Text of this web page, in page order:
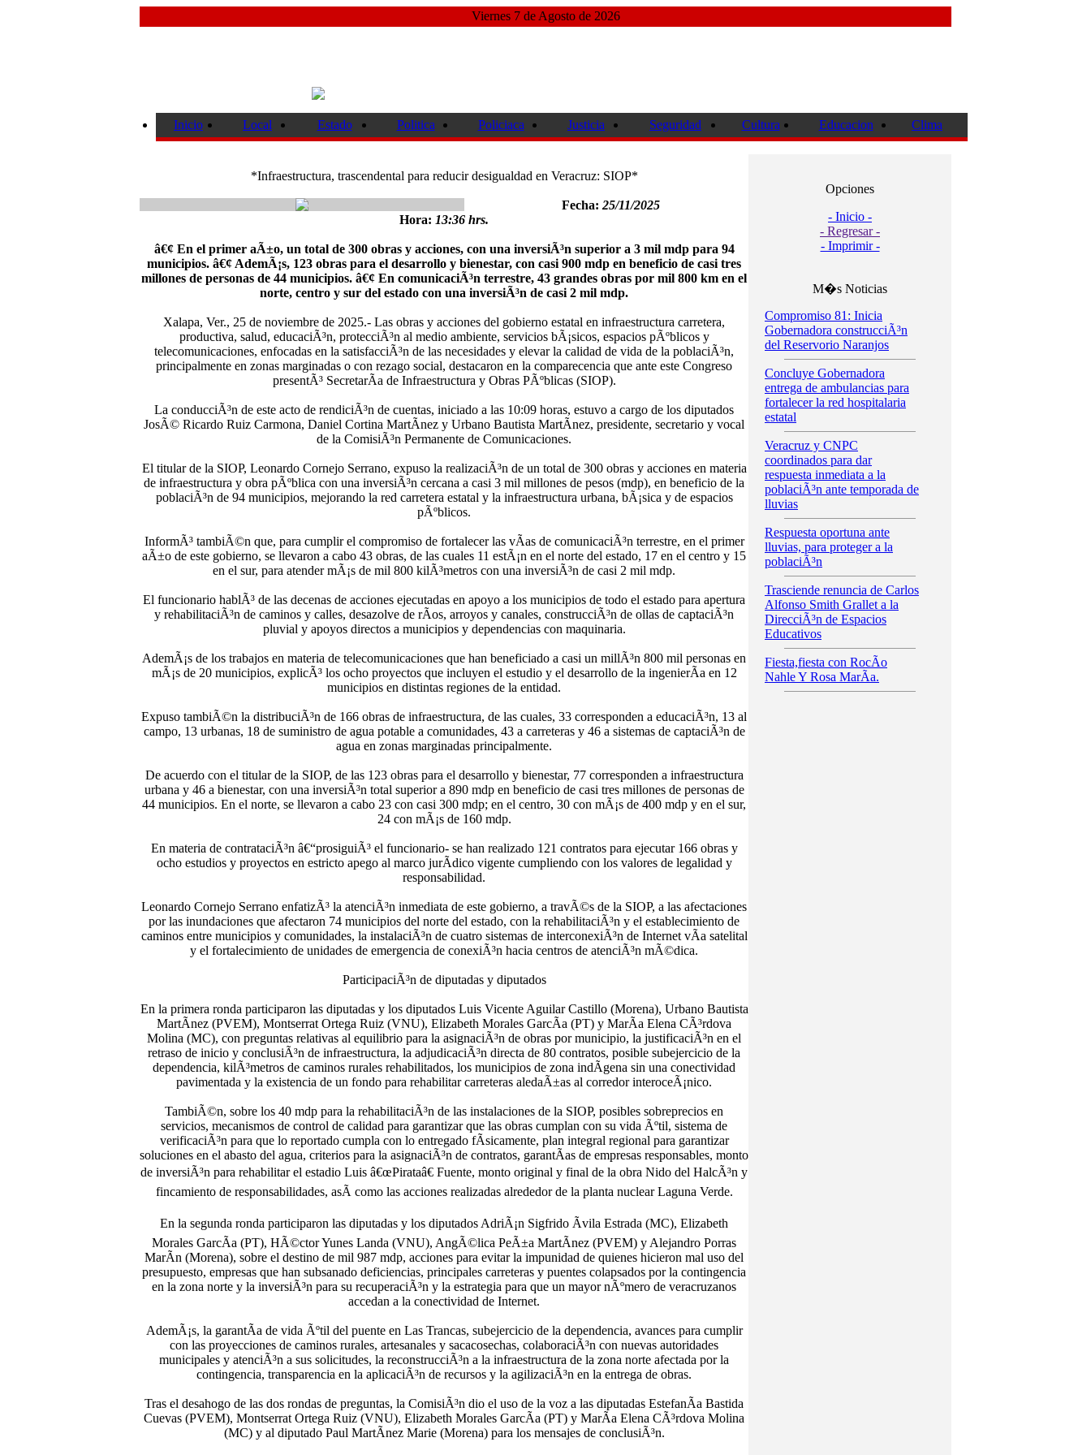
Viernes 7 de Agosto de 2026
Inicio Local Estado Politica Policiaca Justicia Seguridad Cultura Educacion Clima
*Infraestructura, trascendental para reducir desigualdad en Veracruz: SIOP*
Fecha: 25/11/2025
Hora: 13:36 hrs.
â€¢ En el primer aÃ±o, un total de 300 obras y acciones, con una inversiÃ³n superior a 3 mil mdp para 94
municipios. â€¢ AdemÃ¡s, 123 obras para el desarrollo y bienestar, con casi 900 mdp en beneficio de casi tres
millones de personas de 44 municipios. â€¢ En comunicaciÃ³n terrestre, 43 grandes obras por mil 800 km en el
norte, centro y sur del estado con una inversiÃ³n de casi 2 mil mdp.
Xalapa, Ver., 25 de noviembre de 2025.- Las obras y acciones del gobierno estatal en infraestructura carretera,
productiva, salud, educaciÃ³n, protecciÃ³n al medio ambiente, servicios bÃ¡sicos, espacios pÃºblicos y
telecomunicaciones, enfocadas en la satisfacciÃ³n de las necesidades y elevar la calidad de vida de la poblaciÃ³n,
principalmente en zonas marginadas o con rezago social, destacaron en la comparecencia que ante este Congreso
presentÃ³ SecretarÃ­a de Infraestructura y Obras PÃºblicas (SIOP).
La conducciÃ³n de este acto de rendiciÃ³n de cuentas, iniciado a las 10:09 horas, estuvo a cargo de los diputados
JosÃ© Ricardo Ruiz Carmona, Daniel Cortina MartÃ­nez y Urbano Bautista MartÃ­nez, presidente, secretario y vocal
de la ComisiÃ³n Permanente de Comunicaciones.
El titular de la SIOP, Leonardo Cornejo Serrano, expuso la realizaciÃ³n de un total de 300 obras y acciones en materia
de infraestructura y obra pÃºblica con una inversiÃ³n cercana a casi 3 mil millones de pesos (mdp), en beneficio de la
poblaciÃ³n de 94 municipios, mejorando la red carretera estatal y la infraestructura urbana, bÃ¡sica y de espacios
pÃºblicos.
InformÃ³ tambiÃ©n que, para cumplir el compromiso de fortalecer las vÃ­as de comunicaciÃ³n terrestre, en el primer
aÃ±o de este gobierno, se llevaron a cabo 43 obras, de las cuales 11 estÃ¡n en el norte del estado, 17 en el centro y 15
en el sur, para atender mÃ¡s de mil 800 kilÃ³metros con una inversiÃ³n de casi 2 mil mdp.
El funcionario hablÃ³ de las decenas de acciones ejecutadas en apoyo a los municipios de todo el estado para apertura
y rehabilitaciÃ³n de caminos y calles, desazolve de rÃ­os, arroyos y canales, construcciÃ³n de ollas de captaciÃ³n
pluvial y apoyos directos a municipios y dependencias con maquinaria.
AdemÃ¡s de los trabajos en materia de telecomunicaciones que han beneficiado a casi un millÃ³n 800 mil personas en
mÃ¡s de 20 municipios, explicÃ³ los ocho proyectos que incluyen el estudio y el desarrollo de la ingenierÃ­a en 12
municipios en distintas regiones de la entidad.
Expuso tambiÃ©n la distribuciÃ³n de 166 obras de infraestructura, de las cuales, 33 corresponden a educaciÃ³n, 13 al
campo, 13 urbanas, 18 de suministro de agua potable a comunidades, 43 a carreteras y 46 a sistemas de captaciÃ³n de
agua en zonas marginadas principalmente.
De acuerdo con el titular de la SIOP, de las 123 obras para el desarrollo y bienestar, 77 corresponden a infraestructura
urbana y 46 a bienestar, con una inversiÃ³n total superior a 890 mdp en beneficio de casi tres millones de personas de
44 municipios. En el norte, se llevaron a cabo 23 con casi 300 mdp; en el centro, 30 con mÃ¡s de 400 mdp y en el sur,
24 con mÃ¡s de 160 mdp.
En materia de contrataciÃ³n â€“prosiguiÃ³ el funcionario- se han realizado 121 contratos para ejecutar 166 obras y
ocho estudios y proyectos en estricto apego al marco jurÃ­dico vigente cumpliendo con los valores de legalidad y
responsabilidad.
Leonardo Cornejo Serrano enfatizÃ³ la atenciÃ³n inmediata de este gobierno, a travÃ©s de la SIOP, a las afectaciones
por las inundaciones que afectaron 74 municipios del norte del estado, con la rehabilitaciÃ³n y el establecimiento de
caminos entre municipios y comunidades, la instalaciÃ³n de cuatro sistemas de interconexiÃ³n de Internet vÃ­a satelital
y el fortalecimiento de unidades de emergencia de conexiÃ³n hacia centros de atenciÃ³n mÃ©dica.
ParticipaciÃ³n de diputadas y diputados
En la primera ronda participaron las diputadas y los diputados Luis Vicente Aguilar Castillo (Morena), Urbano Bautista
MartÃ­nez (PVEM), Montserrat Ortega Ruiz (VNU), Elizabeth Morales GarcÃ­a (PT) y MarÃ­a Elena CÃ³rdova
Molina (MC), con preguntas relativas al equilibrio para la asignaciÃ³n de obras por municipio, la justificaciÃ³n en el
retraso de inicio y conclusiÃ³n de infraestructura, la adjudicaciÃ³n directa de 80 contratos, posible subejercicio de la
dependencia, kilÃ³metros de caminos rurales rehabilitados, los municipios de zona indÃ­gena sin una conectividad
pavimentada y la existencia de un fondo para rehabilitar carreteras aledaÃ±as al corredor interoceÃ¡nico.
TambiÃ©n, sobre los 40 mdp para la rehabilitaciÃ³n de las instalaciones de la SIOP, posibles sobreprecios en
servicios, mecanismos de control de calidad para garantizar que las obras cumplan con su vida Ãºtil, sistema de
verificaciÃ³n para que lo reportado cumpla con lo entregado fÃ­sicamente, plan integral regional para garantizar
soluciones en el abasto del agua, criterios para la asignaciÃ³n de contratos, garantÃ­as de empresas responsables, monto
de inversiÃ³n para rehabilitar el estadio Luis â€œPirataâ€ Fuente, monto original y final de la obra Nido del HalcÃ³n y
fincamiento de responsabilidades, asÃ­ como las acciones realizadas alrededor de la planta nuclear Laguna Verde.
En la segunda ronda participaron las diputadas y los diputados AdriÃ¡n Sigfrido Ãvila Estrada (MC), Elizabeth
Morales GarcÃ­a (PT), HÃ©ctor Yunes Landa (VNU), AngÃ©lica PeÃ±a MartÃ­nez (PVEM) y Alejandro Porras
MarÃ­n (Morena), sobre el destino de mil 987 mdp, acciones para evitar la impunidad de quienes hicieron mal uso del
presupuesto, empresas que han subsanado deficiencias, principales carreteras y puentes colapsados por la contingencia
en la zona norte y la inversiÃ³n para su recuperaciÃ³n y la estrategia para que un mayor nÃºmero de veracruzanos
accedan a la conectividad de Internet.
AdemÃ¡s, la garantÃ­a de vida Ãºtil del puente en Las Trancas, subejercicio de la dependencia, avances para cumplir
con las proyecciones de caminos rurales, artesanales y sacacosechas, colaboraciÃ³n con nuevas autoridades
municipales y atenciÃ³n a sus solicitudes, la reconstrucciÃ³n a la infraestructura de la zona norte afectada por la
contingencia, transparencia en la aplicaciÃ³n de recursos y la agilizaciÃ³n en la entrega de obras.
Tras el desahogo de las dos rondas de preguntas, la ComisiÃ³n dio el uso de la voz a las diputadas EstefanÃ­a Bastida
Cuevas (PVEM), Montserrat Ortega Ruiz (VNU), Elizabeth Morales GarcÃ­a (PT) y MarÃ­a Elena CÃ³rdova Molina
(MC) y al diputado Paul MartÃ­nez Marie (Morena) para los mensajes de conclusiÃ³n.
Opciones
- Inicio -
- Regresar -
- Imprimir -
M�s Noticias
Compromiso 81: Inicia
Gobernadora construcciÃ³n
del Reservorio Naranjos
Concluye Gobernadora
entrega de ambulancias para
fortalecer la red hospitalaria
estatal
Veracruz y CNPC
coordinados para dar
respuesta inmediata a la
poblaciÃ³n ante temporada de
lluvias
Respuesta oportuna ante
lluvias, para proteger a la
poblaciÃ³n
Trasciende renuncia de Carlos
Alfonso Smith Grallet a la
DirecciÃ³n de Espacios
Educativos
Fiesta,fiesta con RocÃ­o
Nahle Y Rosa MarÃ­a.